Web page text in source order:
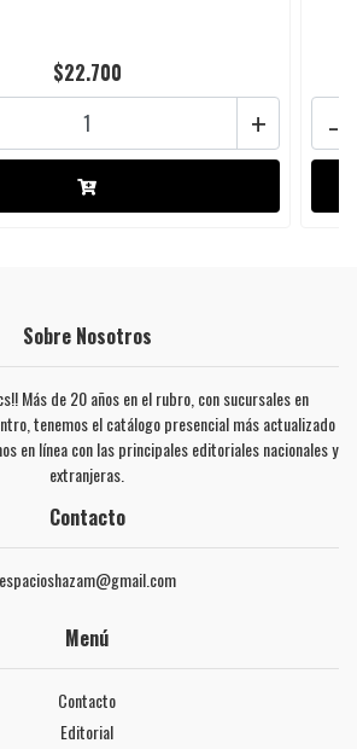
$22.700
+ -
Sobre Nosotros
Más de 20 años en el rubro, con sucursales en
tenemos el catálogo presencial más actualizado
en línea con las principales editoriales nacionales y
extranjeras.
Contacto
espacioshazam@gmail.com
Menú
Contacto
Editorial